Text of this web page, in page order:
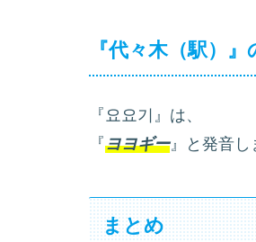
『代々木（駅）
『요요기』は、
『ヨヨギー』と発音し
まとめ